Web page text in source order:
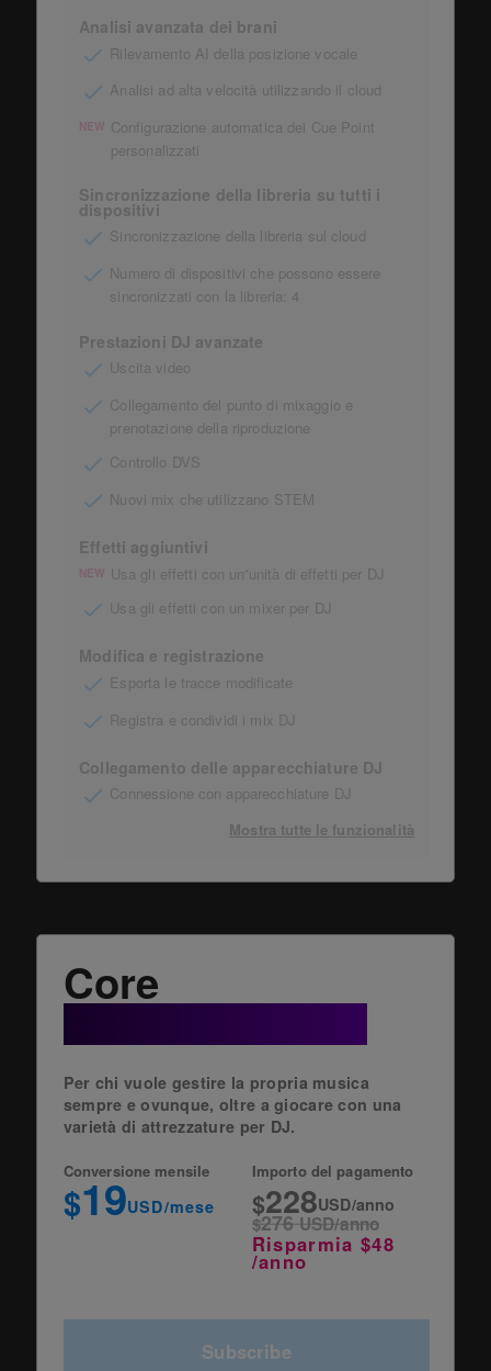
Analisi avanzata dei brani
Rilevamento AI della posizione vocale
Analisi ad alta velocità utilizzando il cloud
NEW Configurazione automatica dei Cue Point
personalizzati
Sincronizzazione della libreria su tutti i
dispositivi
Sincronizzazione della libreria sul cloud
Numero di dispositivi che possono essere
sincronizzati con la libreria: 4
Prestazioni DJ avanzate
Uscita video
Collegamento del punto di mixaggio e
prenotazione della riproduzione
Controllo DVS
Nuovi mix che utilizzano STEM
Effetti aggiuntivi
NEW Usa gli effetti con un'unità di effetti per DJ
Usa gli effetti con un mixer per DJ
Modifica e registrazione
Esporta le tracce modificate
Registra e condividi i mix DJ
Collegamento delle apparecchiature DJ
Connessione con apparecchiature DJ
Mostra tutte le funzionalità
Core
+ Cloud Option
Per chi vuole gestire la propria musica
sempre e ovunque, oltre a giocare con una
varietà di attrezzature per DJ.
Conversione mensile
$19USD/mese
Importo del pagamento
$228USD/anno
$276USD/anno
Risparmia $48
/anno
Subscribe